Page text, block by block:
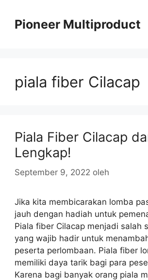
Pioneer Multiproduct
piala fiber Cilacap
Piala Fiber Cilacap
Lengkap!
September 9, 2022 oleh
Jika kita membicarakan lomba
jauh dengan hadiah untuk
Piala fiber Cilacap menjadi salah
yang wajib hadir untuk
peserta perlombaan. Piala fiber
memiliki daya tarik bagi para
Karena bagi banyak orang piala